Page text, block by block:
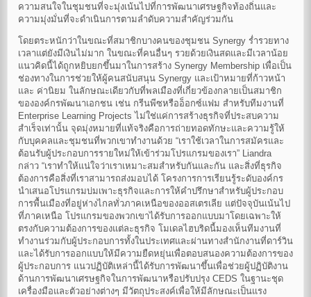
ความสนใจในชุมชนที่จะมุ่งเน้นไปที่การพัฒนาเศรษฐกิจท้องถิ่นและ
ความมุ่งมั่นที่จะดำเนินการตามลำดับความสำคัญร่วมกัน
โดยตระหนักว่าในขณะที่สมาชิกบางคนของชุมชน Synergy ร่ำรวยทาง
เวลาแต่ยังมีเงินไม่มาก ในขณะที่คนอื่นๆ รวยด้วยเงินสดและมีเวลาน้อย
แนวคิดนี้ได้ถูกหยิบยกขึ้นมาในการสร้าง Synergy Membership เพื่อเป็น
ช่องทางในการช่วยให้ผู้คนสนับสนุน Synergy และเป้าหมายที่ก้าวหน้า
และ ค่านิยม ในลักษณะเดียวกับที่พลเมืองที่เกี่ยวข้องกลายเป็นสมาชิก
ขององค์กรพัฒนาเอกชน เช่น กรีนพีซหรืออ็อกซ์แฟม สำหรับทีมงานที่
Enterprise Learning Projects ไม่ใช่แค่การสร้างธุรกิจที่ประสบความ
สำเร็จเท่านั้น จุดมุ่งหมายที่แท้จริงคือการถ่ายทอดทักษะและความรู้ให้
กับบุคคลและชุมชนที่พวกเขาทำงานด้วย “เราใช้เวลาในการสมัครและ
ต้อนรับผู้ประกอบการรายใหม่ให้เข้าร่วมโปรแกรมของเรา” Liandra
กล่าว “เราทำให้แน่ใจว่าเราเหมาะสมสำหรับกันและกัน และสิ่งที่ธุรกิจ
ต้องการคือสิ่งที่เราสามารถส่งมอบได้ โครงการการเรียนรู้ระดับองค์กร
นำเสนอโปรแกรมบ่มเพาะธุรกิจและการให้คำปรึกษาสำหรับผู้ประกอบ
การพื้นเมืองที่อยู่ห่างไกลทั่วภาคเหนือของออสเตรเลีย แต่ปัจจุบันเน้นไป
ที่ภาคเหนือ โปรแกรมของพวกเขาได้รับการออกแบบมาโดยเฉพาะให้
ตรงกับความต้องการของแต่ละธุรกิจ โมเดลไฮบริดนี้มองเห็นทีมงานที่
ทำงานร่วมกับผู้ประกอบการทั้งในประเทศและผ่านทางสำนักงานที่ดาร์วิน
และได้รับการออกแบบให้มีความยืดหยุ่นเพื่อตอบสนองความต้องการของ
ผู้ประกอบการ แนวปฏิบัติเหล่านี้ได้รับการพัฒนาขึ้นเพื่อช่วยผู้ปฏิบัติงาน
ด้านการพัฒนาเศรษฐกิจในการพัฒนาหรือปรับปรุง CEDS ในฐานะชุด
เครื่องมือและตัวอย่างต่างๆ มีวัตถุประสงค์เพื่อให้มีลักษณะเป็นแรง